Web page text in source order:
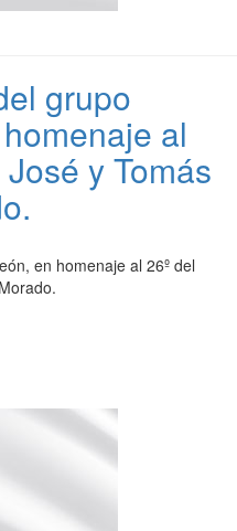
grupo
al
y Tomás
en homenaje al 26º del